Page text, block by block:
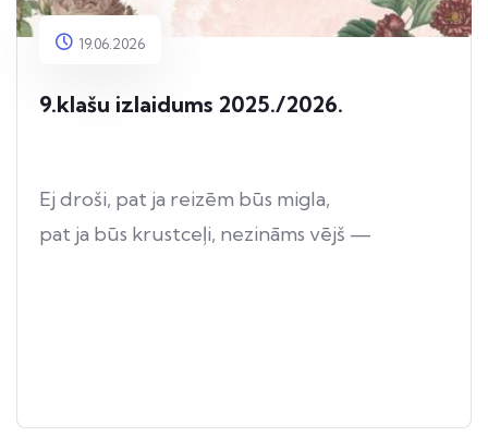
19.06.2026
9.klašu izlaidums 2025./2026.
Ej droši, pat ja reizēm būs migla,
pat ja būs krustceļi, nezināms vējš —